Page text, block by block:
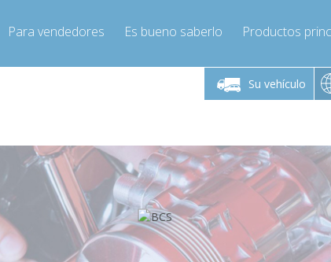
Para vendedores Es bueno saberlo Productos
Su vehículo
de 9:00 a De lunes a viernes de 9:00 a
16:00
Info@compressor-express.es
De lunes a